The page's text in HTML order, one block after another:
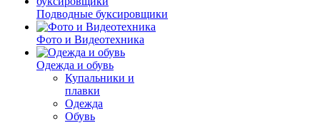
Подводные буксировщики
Фото и Видеотехника
Одежда и обувь
Купальники и
плавки
Одежда
Обувь